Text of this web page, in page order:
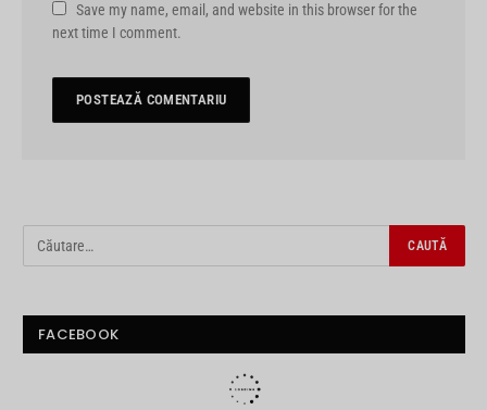
Save my name, email, and website in this browser for the
next time I comment.
FACEBOOK